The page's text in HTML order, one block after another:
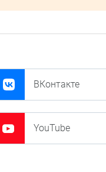
ВКонтакте
YouTube